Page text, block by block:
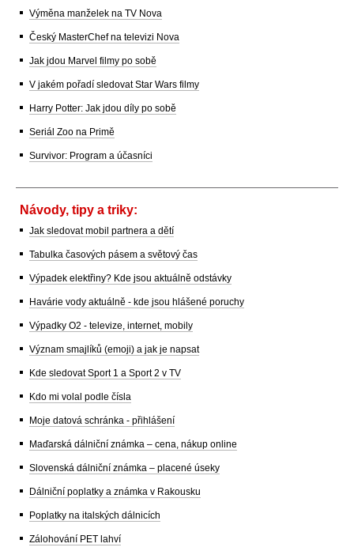
Výměna manželek na TV Nova
Český MasterChef na televizi Nova
Jak jdou Marvel filmy po sobě
V jakém pořadí sledovat Star Wars filmy
Harry Potter: Jak jdou díly po sobě
Seriál Zoo na Primě
Survivor: Program a účasníci
Návody, tipy a triky:
Jak sledovat mobil partnera a dětí
Tabulka časových pásem a světový čas
Výpadek elektřiny? Kde jsou aktuálně odstávky
Havárie vody aktuálně - kde jsou hlášené poruchy
Výpadky O2 - televize, internet, mobily
Význam smajlíků (emoji) a jak je napsat
Kde sledovat Sport 1 a Sport 2 v TV
Kdo mi volal podle čísla
Moje datová schránka - přihlášení
Maďarská dálniční známka – cena, nákup online
Slovenská dálniční známka – placené úseky
Dálniční poplatky a známka v Rakousku
Poplatky na italských dálnicích
Zálohování PET lahví